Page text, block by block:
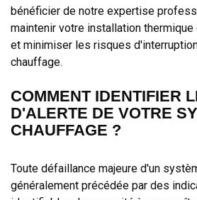
bénéficier de notre expertise
maintenir votre installation
et minimiser les risques
chauffage.
COMMENT IDENTIFIER
D'ALERTE DE VOTRE
CHAUFFAGE ?
Toute défaillance majeure d'un
généralement précédée par des